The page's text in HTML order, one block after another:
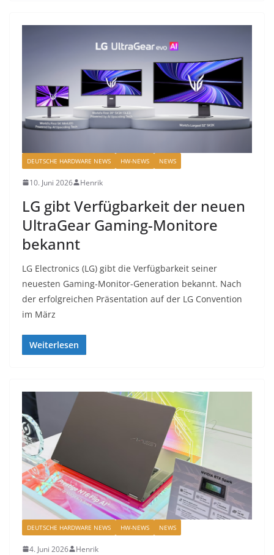
DEUTSCHE HARDWARE NEWS HW-NEWS NEWS
10. Juni 2026 Henrik
LG gibt Verfügbarkeit der neuen
UltraGear Gaming-Monitore
bekannt
LG Electronics (LG) gibt die Verfügbarkeit seiner
neuesten Gaming-Monitor-Generation bekannt. Nach
der erfolgreichen Präsentation auf der LG Convention
im März
Weiterlesen
DEUTSCHE HARDWARE NEWS HW-NEWS NEWS
4. Juni 2026 Henrik